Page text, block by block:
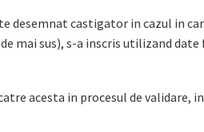
desemnat castigator in cazul in
sus), s-a inscris utilizand date
acesta in procesul de validare,